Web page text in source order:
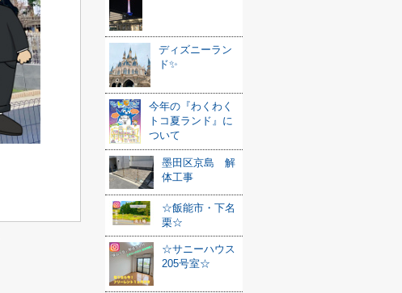
ディズニーラン
ド✨
今年の『わくわく
トコ夏ランド』に
ついて
墨田区京島 解
体工事
☆飯能市・下名
栗☆
☆サニーハウス
205号室☆